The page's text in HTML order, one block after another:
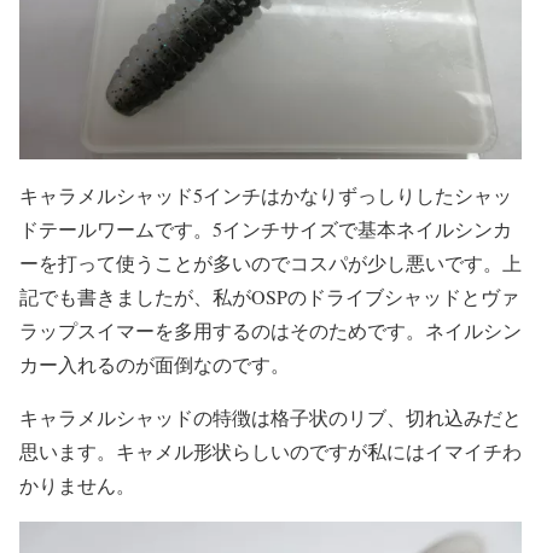
キャラメルシャッド5インチはかなりずっしりしたシャッ
ドテールワームです。5インチサイズで基本ネイルシンカ
ーを打って使うことが多いのでコスパが少し悪いです。上
記でも書きましたが、私がOSPのドライブシャッドとヴァ
ラップスイマーを多用するのはそのためです。ネイルシン
カー入れるのが面倒なのです。
キャラメルシャッドの特徴は格子状のリブ、切れ込みだと
思います。キャメル形状らしいのですが私にはイマイチわ
かりません。